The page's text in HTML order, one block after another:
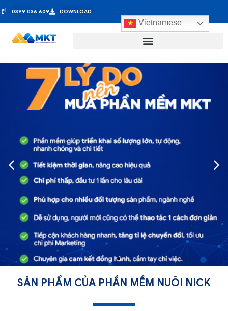
0399.036.609 DOWNLOAD
Vietnamese
SẢN PHẨM CỦA PHẦN MỀM NUÔI NICK